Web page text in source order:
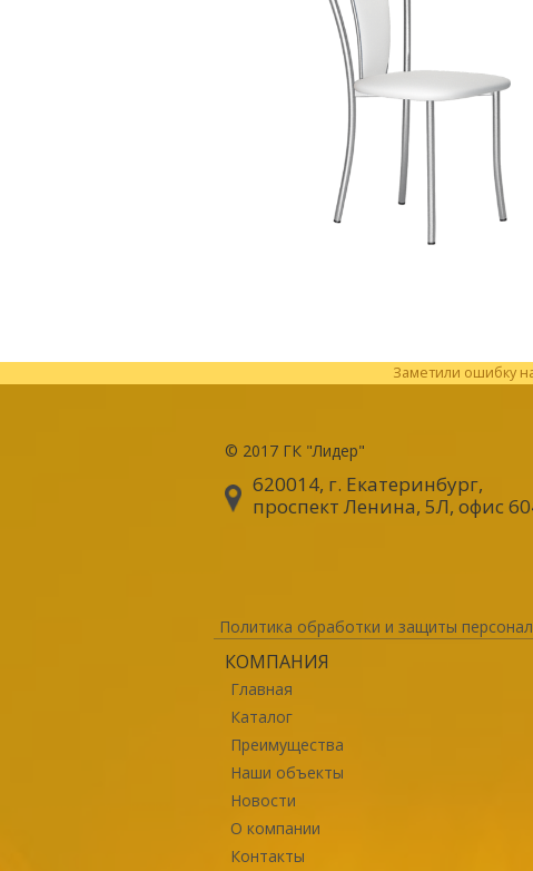
Заметили ошибку
© 2017 ГК "Лидер"
620014, г. Екатеринбург,
проспект Ленина, 5Л, офис
Политика обработки и защиты
КОМПАНИЯ
Главная
Каталог
Преимущества
Наши объекты
Новости
О компании
Контакты